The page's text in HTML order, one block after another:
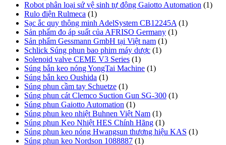
Robot phân loại sứ vệ sinh tự động Gaiotto Automation (1)
Rulo điện Rulmeca (1)
Sạc ắc quy thông minh AdelSystem CB12245A (1)
Sản phẩm đo áp suất của AFRISO Germany (1)
Sản phẩm Gessmann GmbH tại Việt nam (1)
Schlick Súng phun bao phim máy dược (1)
Solenoid valve CEME V3 Series (1)
Súng bắn keo nóng YongTai Machine (1)
Súng bắn keo Oushida (1)
Súng phun cầm tay Schuetze (1)
Súng phun cát Clemco Suction Gun SG-300 (1)
Súng phun Gaiotto Automation (1)
Súng phun keo nhiệt Buhnen Việt Nam (1)
Súng phun Keo Nhiệt HES Chính Hãng (1)
Súng phun keo nóng Hwangsun thương hiệu KAS (1)
Súng phun keo Nordson 1088887 (1)